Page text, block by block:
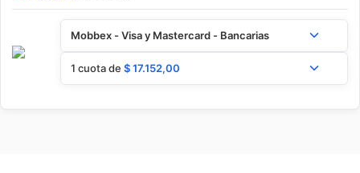
Mobbex - Visa y Mastercard - Bancarias
1 cuota de $17.152,00